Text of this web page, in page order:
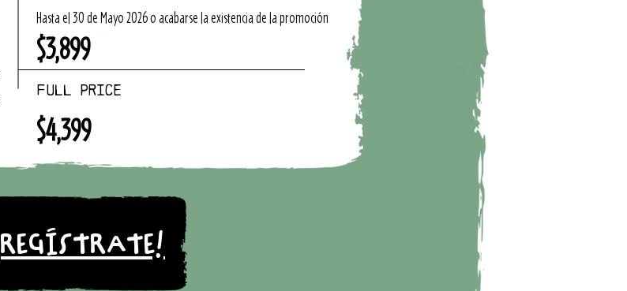
$3,899
$4,399
FULL PRICE
Hasta el 30 de Mayo 2026 o acabarse la existencia de la promoción
REGÍSTRATE!